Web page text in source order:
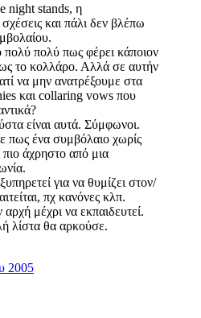
night stands, η
και πάλι δεν βλέπω
πολύ πολύ πως φέρει κάποιον
το κολλάρο. Αλλά σε αυτήν
να μην ανατρέξουμε στα
και collaring vows που
είναι αυτά. Σύμφωνοι.
πως ένα συμβόλαιο χωρίς
πιο άχρηστο από μια
για να θυμίζει στον/
πχ κανόνες κλπ.
μέχρι να εκπαιδευτεί.
λίστα θα αρκούσε.
2005